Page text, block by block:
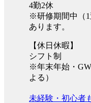
4勤2休
※研修期間中（1
あります。
【休日休暇】
シフト制
※年末年始・
よる）
未経験・初心者